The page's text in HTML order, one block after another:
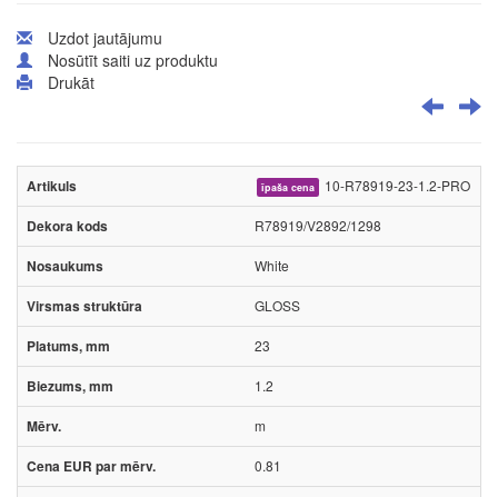
Uzdot jautājumu
Nosūtīt saiti uz produktu
Drukāt
īpaša cena 10-R78919-23-1.2-PRO
R78919/V2892/1298
White
GLOSS
23
1.2
m
0.81